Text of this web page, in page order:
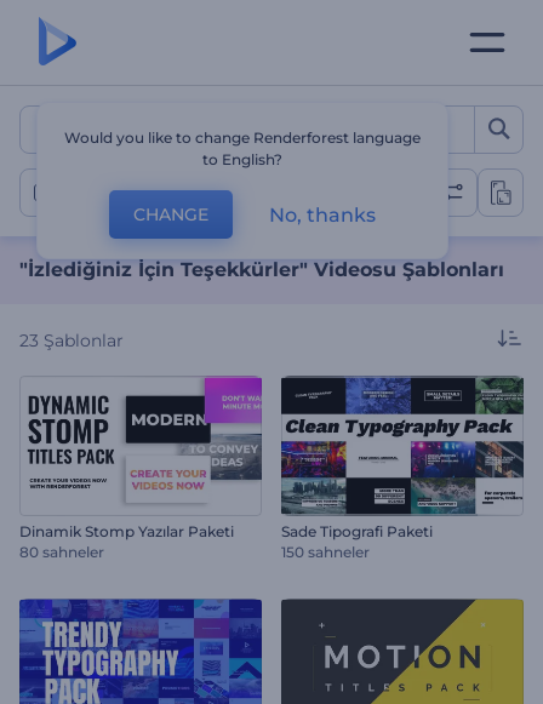
"İzlediğiniz İçin
‘İzlediğiniz İçin Teşekkürler’ Videoları
"İzlediğiniz İçin Teşekkürler" Videosu Şablonları
23 Şablonlar
Dinamik Stomp Yazılar Paketi
80 sahneler
Sade Tipografi Paketi
150 sahneler
Would you like to change Renderforest language
to English?
CHANGE No, thanks